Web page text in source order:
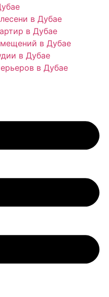
в Дубае
в Дубае
в Дубае
в Дубае
в Дубае